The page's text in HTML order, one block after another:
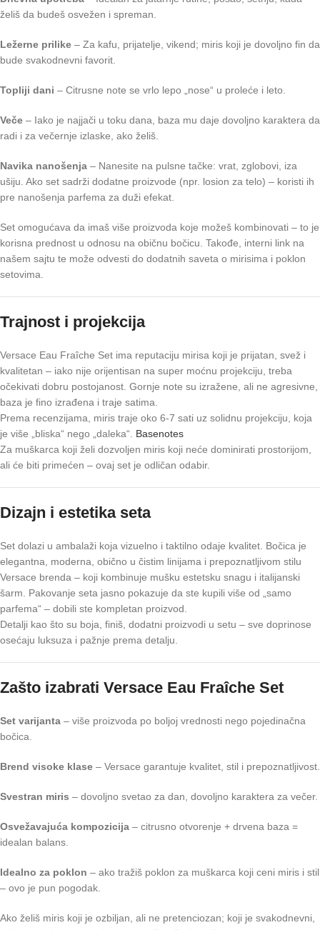
želiš da budeš osvežen i spreman.
Ležerne prilike – Za kafu, prijatelje, vikend; miris koji je dovoljno fin da
bude svakodnevni favorit.
Topliji dani – Citrusne note se vrlo lepo „nose“ u proleće i leto.
Veče – Iako je najjači u toku dana, baza mu daje dovoljno karaktera da
radi i za večernje izlaske, ako želiš.
Navika nanošenja – Nanesite na pulsne tačke: vrat, zglobovi, iza
ušiju. Ako set sadrži dodatne proizvode (npr. losion za telo) – koristi ih
pre nanošenja parfema za duži efekat.
Set omogućava da imaš više proizvoda koje možeš kombinovati – to je
korisna prednost u odnosu na običnu bočicu. Takođe, interni link na
našem sajtu te može odvesti do dodatnih saveta o mirisima i poklon
setovima.
Trajnost i projekcija
Versace Eau Fraîche Set ima reputaciju mirisa koji je prijatan, svež i
kvalitetan – iako nije orijentisan na super moćnu projekciju, treba
očekivati dobru postojanost. Gornje note su izražene, ali ne agresivne,
baza je fino izrađena i traje satima.
Prema recenzijama, miris traje oko 6-7 sati uz solidnu projekciju, koja
je više „bliska“ nego „daleka“. Basenotes
Za muškarca koji želi dozvoljen miris koji neće dominirati prostorijom,
ali će biti primećen – ovaj set je odličan odabir.
Dizajn i estetika seta
Set dolazi u ambalaži koja vizuelno i taktilno odaje kvalitet. Bočica je
elegantna, moderna, obično u čistim linijama i prepoznatljivom stilu
Versace brenda – koji kombinuje mušku estetsku snagu i italijanski
šarm. Pakovanje seta jasno pokazuje da ste kupili više od „samo
parfema“ – dobili ste kompletan proizvod.
Detalji kao što su boja, finiš, dodatni proizvodi u setu – sve doprinose
osećaju luksuza i pažnje prema detalju.
Zašto izabrati Versace Eau Fraîche Set
Set varijanta – više proizvoda po boljoj vrednosti nego pojedinačna
bočica.
Brend visoke klase – Versace garantuje kvalitet, stil i prepoznatljivost.
Svestran miris – dovoljno svetao za dan, dovoljno karaktera za večer.
Osvežavajuća kompozicija – citrusno otvorenje + drvena baza =
idealan balans.
Idealno za poklon – ako tražiš poklon za muškarca koji ceni miris i stil
– ovo je pun pogodak.
Ako želiš miris koji je ozbiljan, ali ne pretenciozan; koji je svakodnevni,